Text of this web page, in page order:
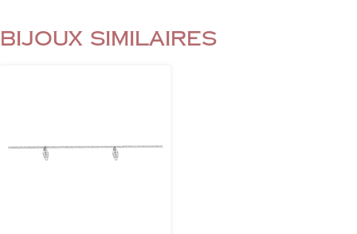
Bijoux similaires